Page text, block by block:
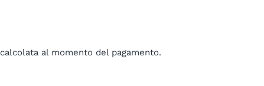
calcolata al momento del pagamento.